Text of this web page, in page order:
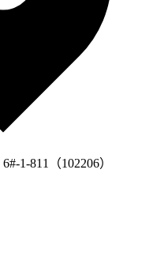
1-811（102206）